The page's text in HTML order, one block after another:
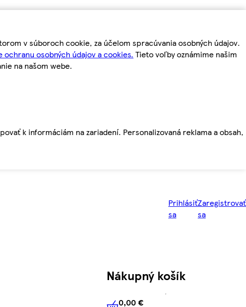
v súboroch cookie, za účelom spracúvania osobných údajov.
ochranu osobných údajov a cookies. Tieto voľby oznámime našim
na našom webe.
k informáciám na zariadení. Personalizovaná reklama a obsah,
Prihlásiť
sa
Zaregistrovať
sa
Nákupný košík
0,00 €